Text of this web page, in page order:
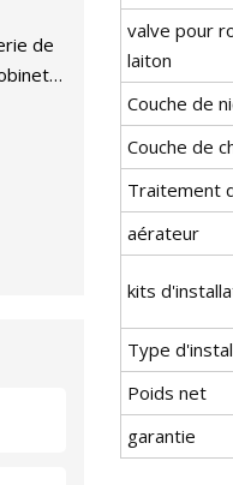
de
valve pour
laiton
Couche de
Couche de
Traitement
aérateur
kits
Type
Poids net
garantie